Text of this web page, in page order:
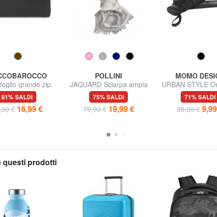
grande zip
in pelle
81% SALDI
€ 16,99 €
POLLINI
JAQUARD Sciarpa ampia
75% SALDI
79,90 € 19,99 €
MOMO
URBAN STYLE
mini
71% SALDI
35,00 €
questi prodotti